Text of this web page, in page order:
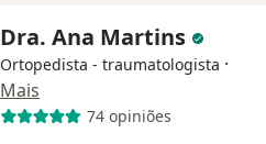
Dra. Ana Martins
Ortopedista - traumatologista ·
Mais
74 opiniões